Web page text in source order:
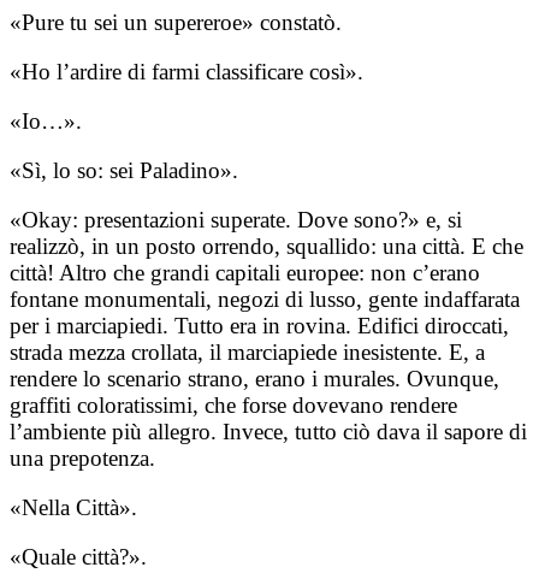
«Pure tu sei un supereroe» constatò.
«Ho l’ardire di farmi classificare così».
«Io…».
«Sì, lo so: sei Paladino».
«Okay: presentazioni superate. Dove sono?» e, si
realizzò, in un posto orrendo, squallido: una città. E che
città! Altro che grandi capitali europee: non c’erano
fontane monumentali, negozi di lusso, gente indaffarata
per i marciapiedi. Tutto era in rovina. Edifici diroccati,
strada mezza crollata, il marciapiede inesistente. E, a
rendere lo scenario strano, erano i murales. Ovunque,
graffiti coloratissimi, che forse dovevano rendere
l’ambiente più allegro. Invece, tutto ciò dava il sapore di
una prepotenza.
«Nella Città».
«Quale città?».